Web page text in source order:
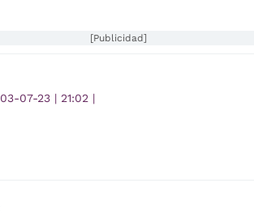
[Publicidad]
03-07-23 | 21:02 |